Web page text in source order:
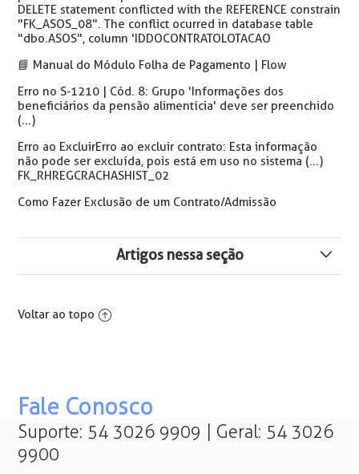
DELETE statement conflicted with the REFERENCE constrain
"FK_ASOS_08". The conflict ocurred in database table
"dbo.ASOS", column 'IDDOCONTRATOLOTACAO
📘 Manual do Módulo Folha de Pagamento | Flow
Erro no S-1210 | Cód. 8: Grupo 'Informações dos
beneficiários da pensão alimentícia' deve ser preenchido
(...)
Erro ao ExcluirErro ao excluir contrato: Esta informação
não pode ser excluída, pois está em uso no sistema (...)
FK_RHREGCRACHASHIST_02
Como Fazer Exclusão de um Contrato/Admissão
Artigos nessa seção
ao contrato incorreto - Erros 1988 e 2009.
contrato é de preenchimento obrigatório
Erro ao excluir contrato: Esta informação não pode ser
excluída, pois está em uso no sistema (...)
FK_DISPENSADOSPTO_CONTR.
Voltar ao topo
Fale Conosco
Suporte: 54 3026 9909 | Geral: 54 3026
9900